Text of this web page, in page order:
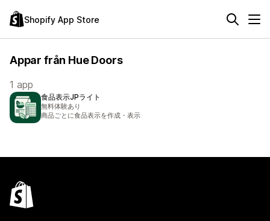
Shopify App Store
Appar från Hue Doors
1 app
食品表示JPライト
無料体験あり
商品ごとに食品表示を作成・表示